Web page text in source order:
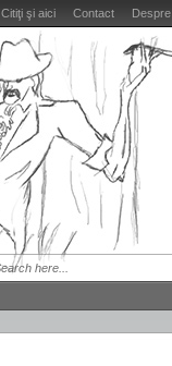
Citiţi şi aici Contact Despre